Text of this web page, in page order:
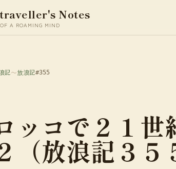
Notes
OF A ROAMING MIND
記〜放浪記#355
ッコで２１世
（放浪記３５